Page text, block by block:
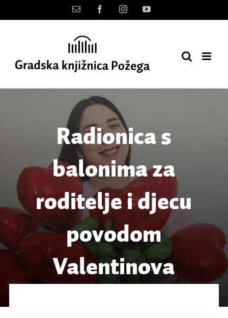
to
Kontakt FacebookInstagramYouTube
Radionica s
balonima za
roditelje i djecu
povodom
Valentinova